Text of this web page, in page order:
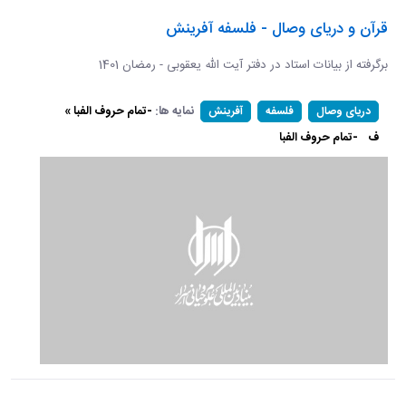
قرآن و دریای وصال - فلسفه آفرینش
برگرفته از بیانات استاد در دفتر آیت الله یعقوبی - رمضان 1401
دریای وصال فلسفه آفرینش نمایه ها: -تمام حروف الفبا »
ف -تمام حروف الفبا